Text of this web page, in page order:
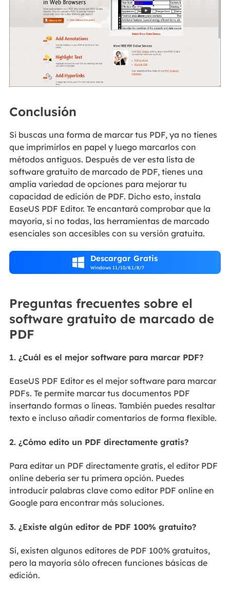
Conclusión
Si buscas una forma de marcar tus PDF, ya no tienes
que imprimirlos en papel y luego marcarlos con
métodos antiguos. Después de ver esta lista de
software gratuito de marcado de PDF, tienes una
amplia variedad de opciones para mejorar tu
capacidad de edición de PDF. Dicho esto, instala
EaseUS PDF Editor. Te encantará comprobar que la
mayoría, si no todas, las herramientas de marcado
esenciales son accesibles con su versión gratuita.
 Descargar Gratis
Windows 11/10/8.1/8/7
Preguntas frecuentes sobre el
software gratuito de marcado de
PDF
1. ¿Cuál es el mejor software para marcar PDF?
EaseUS PDF Editor es el mejor software para marcar
PDFs. Te permite marcar tus documentos PDF
insertando formas o líneas. También puedes resaltar
texto e incluso añadir comentarios de forma flexible.
2. ¿Cómo edito un PDF directamente gratis?
Para editar un PDF directamente gratis, el editor PDF
online debería ser tu primera opción. Puedes
introducir palabras clave como editor PDF online en
Google para encontrar más soluciones.
3. ¿Existe algún editor de PDF 100% gratuito?
Sí, existen algunos editores de PDF 100% gratuitos,
pero la mayoría sólo ofrecen funciones básicas de
edición.